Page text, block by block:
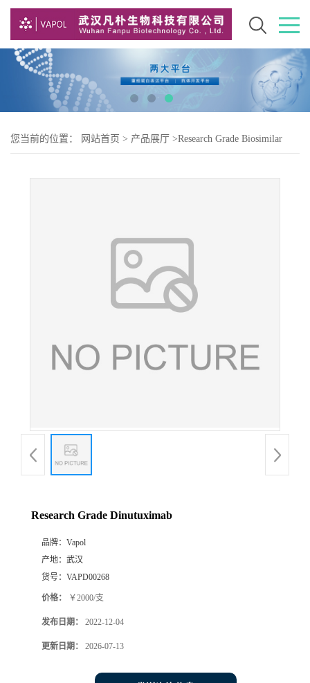
您当前的位置： 网站首页 > 产品展厅 >Research Grade Biosimilar
Research Grade Dinutuximab
品牌： Vapol
产地： 武汉
货号： VAPD00268
价格： ￥2000/支
发布日期： 2022-12-04
更新日期： 2026-07-13